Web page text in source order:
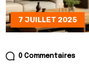
7 JUILLET 2025
0 Commentaires